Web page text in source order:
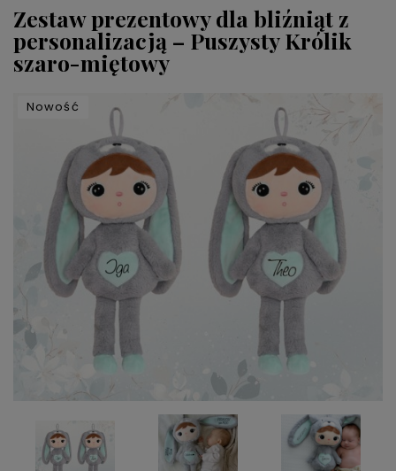
Zestaw prezentowy dla bliźniąt z
personalizacją – Puszysty Królik
szaro-miętowy
Nowość